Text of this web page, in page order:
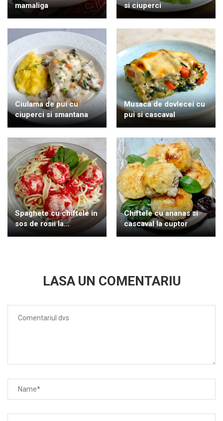
mamaliga
si ciuperci
Ciulama de pui cu
ciuperci si smantana
Musaca de dovlecei cu
pui si cascaval
Spaghete cu chiftele in
sos de rosii la...
Chiftele cu ananas si
cascaval la cuptor
LASA UN COMENTARIU